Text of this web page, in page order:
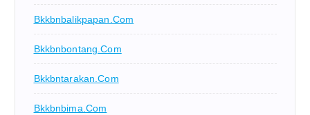
Bkkbnbalikpapan.com
Bkkbnbontang.com
Bkkbntarakan.com
Bkkbnbima.com